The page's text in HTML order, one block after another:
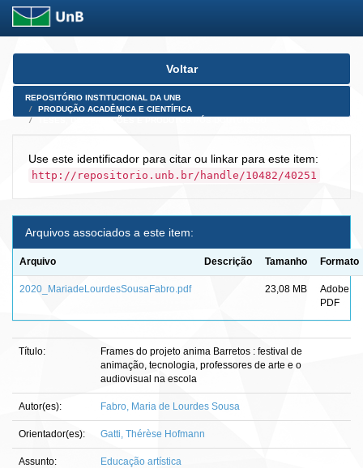
Skip
Voltar
REPOSITÓRIO INSTITUCIONAL DA UNB
PRODUÇÃO ACADÊMICA E CIENTÍFICA
Use este identificador para citar ou linkar para este item:
http://repositorio.unb.br/handle/10482/40251
Arquivos associados a este item:
Arquivo Descrição Tamanho Formato
2020_MariadeLourdesSousaFabro.pdf 23,08 MB
Adobe
PDF
Título:
Frames do projeto anima Barretos : festival de
animação, tecnologia, professores de arte e o
audiovisual na escola
Autor(es): Fabro, Maria de Lourdes Sousa
Orientador(es): Gatti, Thérèse Hofmann
Assunto:
Educação artística